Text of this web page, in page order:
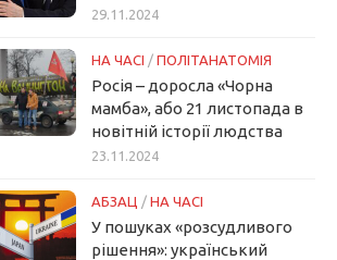
29.11.2024
НА ЧАСІ / ПОЛІТАНАТОМІЯ
Росія – доросла «Чорна
мамба», або 21 листопада в
новітній історії людства
23.11.2024
АБЗАЦ / НА ЧАСІ
У пошуках «розсудливого
рішення»: український